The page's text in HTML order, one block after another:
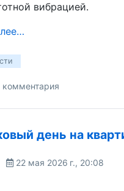
вибрацией.
комментария
день на
22 мая 2026 г., 20:08